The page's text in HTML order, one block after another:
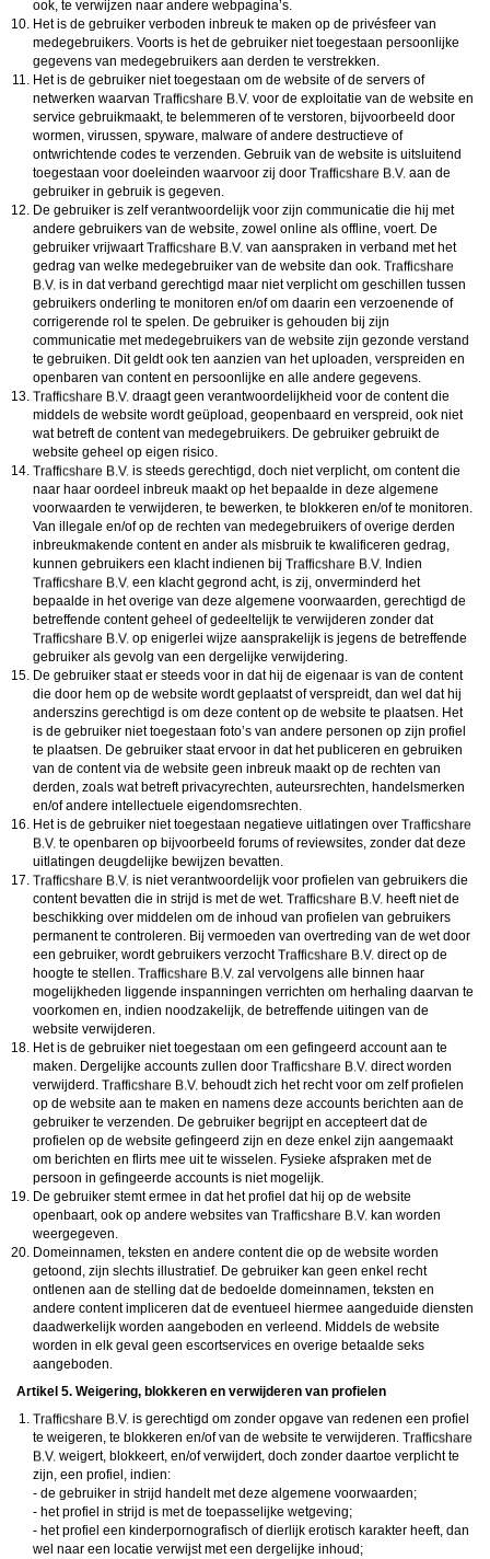
ook, te verwijzen naar andere webpagina’s.
Het is de gebruiker verboden inbreuk te maken op de privésfeer van
medegebruikers. Voorts is het de gebruiker niet toegestaan persoonlijke
gegevens van medegebruikers aan derden te verstrekken.
Het is de gebruiker niet toegestaan om de website of de servers of
netwerken waarvan
voor de exploitatie van de website en
service gebruikmaakt, te belemmeren of te verstoren, bijvoorbeeld door
wormen, virussen, spyware, malware of andere destructieve of
ontwrichtende codes te verzenden. Gebruik van de website is uitsluitend
toegestaan voor doeleinden waarvoor zij door
aan de
gebruiker in gebruik is gegeven.
De gebruiker is zelf verantwoordelijk voor zijn communicatie die hij met
andere gebruikers van de website, zowel online als offline, voert. De
gebruiker vrijwaart
van aanspraken in verband met het
gedrag van welke medegebruiker van de website dan ook.
is in dat verband gerechtigd maar niet verplicht om geschillen tussen
gebruikers onderling te monitoren en/of om daarin een verzoenende of
corrigerende rol te spelen. De gebruiker is gehouden bij zijn
communicatie met medegebruikers van de website zijn gezonde verstand
te gebruiken. Dit geldt ook ten aanzien van het uploaden, verspreiden en
openbaren van content en persoonlijke en alle andere gegevens.
draagt geen verantwoordelijkheid voor de content die
middels de website wordt geüpload, geopenbaard en verspreid, ook niet
wat betreft de content van medegebruikers. De gebruiker gebruikt de
website geheel op eigen risico.
is steeds gerechtigd, doch niet verplicht, om content die
naar haar oordeel inbreuk maakt op het bepaalde in deze algemene
voorwaarden te verwijderen, te bewerken, te blokkeren en/of te monitoren.
Van illegale en/of op de rechten van medegebruikers of overige derden
inbreukmakende content en ander als misbruik te kwalificeren gedrag,
kunnen gebruikers een klacht indienen bij
Indien
een klacht gegrond acht, is zij, onverminderd het
bepaalde in het overige van deze algemene voorwaarden, gerechtigd de
betreffende content geheel of gedeeltelijk te verwijderen zonder dat
op enigerlei wijze aansprakelijk is jegens de betreffende
gebruiker als gevolg van een dergelijke verwijdering.
De gebruiker staat er steeds voor in dat hij de eigenaar is van de content
die door hem op de website wordt geplaatst of verspreidt, dan wel dat hij
anderszins gerechtigd is om deze content op de website te plaatsen. Het
is de gebruiker niet toegestaan foto’s van andere personen op zijn profiel
te plaatsen. De gebruiker staat ervoor in dat het publiceren en gebruiken
van de content via de website geen inbreuk maakt op de rechten van
derden, zoals wat betreft privacyrechten, auteursrechten, handelsmerken
en/of andere intellectuele eigendomsrechten.
Het is de gebruiker niet toegestaan negatieve uitlatingen over
te openbaren op bijvoorbeeld forums of reviewsites, zonder dat deze
uitlatingen deugdelijke bewijzen bevatten.
is niet verantwoordelijk voor profielen van gebruikers die
content bevatten die in strijd is met de wet.
heeft niet de
beschikking over middelen om de inhoud van profielen van gebruikers
permanent te controleren. Bij vermoeden van overtreding van de wet door
een gebruiker, wordt gebruikers verzocht
direct op de
hoogte te stellen.
zal vervolgens alle binnen haar
mogelijkheden liggende inspanningen verrichten om herhaling daarvan te
voorkomen en, indien noodzakelijk, de betreffende uitingen van de
website verwijderen.
Het is de gebruiker niet toegestaan om een gefingeerd account aan te
maken. Dergelijke accounts zullen door
direct worden
verwijderd.
behoudt zich het recht voor om zelf profielen
op de website aan te maken en namens deze accounts berichten aan de
gebruiker te verzenden. De gebruiker begrijpt en accepteert dat de
profielen op de website gefingeerd zijn en deze enkel zijn aangemaakt
om berichten en flirts mee uit te wisselen. Fysieke afspraken met de
persoon in gefingeerde accounts is niet mogelijk.
De gebruiker stemt ermee in dat het profiel dat hij op de website
openbaart, ook op andere websites van
kan worden
weergegeven.
Domeinnamen, teksten en andere content die op de website worden
getoond, zijn slechts illustratief. De gebruiker kan geen enkel recht
ontlenen aan de stelling dat de bedoelde domeinnamen, teksten en
andere content impliceren dat de eventueel hiermee aangeduide diensten
daadwerkelijk worden aangeboden en verleend. Middels de website
worden in elk geval geen escortservices en overige betaalde seks
aangeboden.
Artikel 5. Weigering, blokkeren en verwijderen van profielen
is gerechtigd om zonder opgave van redenen een profiel
te weigeren, te blokkeren en/of van de website te verwijderen.
weigert, blokkeert, en/of verwijdert, doch zonder daartoe verplicht te
zijn, een profiel, indien:
- de gebruiker in strijd handelt met deze algemene voorwaarden;
- het profiel in strijd is met de toepasselijke wetgeving;
- het profiel een kinderpornografisch of dierlijk erotisch karakter heeft, dan
wel naar een locatie verwijst met een dergelijke inhoud;